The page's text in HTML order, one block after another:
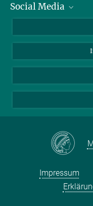
IMPRS
Social Media
Impressum